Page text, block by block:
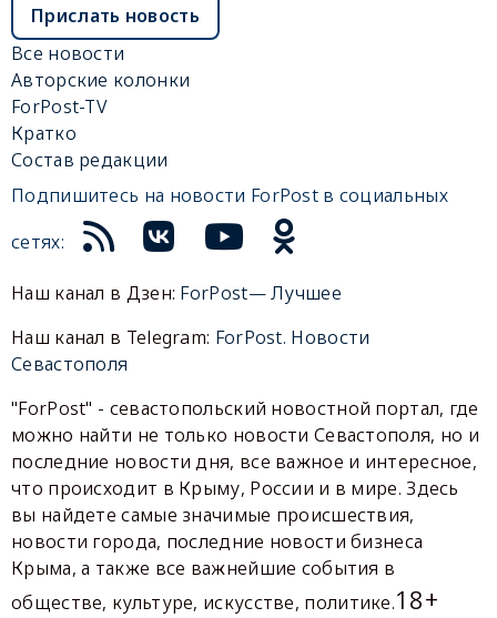
Прислать новость
Все новости
Авторские колонки
ForPost-TV
Кратко
Состав редакции
Подпишитесь на новости ForPost в социальных
сетях:
Наш канал в Дзен: ForPost— Лучшее
Наш канал в Telegram: ForPost. Новости
Севастополя
"ForPost" - севастопольский новостной портал, где
можно найти не только новости Севастополя, но и
последние новости дня, все важное и интересное,
что происходит в Крыму, России и в мире. Здесь
вы найдете самые значимые происшествия,
новости города, последние новости бизнеса
Крыма, а также все важнейшие события в
обществе, культуре, искусстве, политике.18+